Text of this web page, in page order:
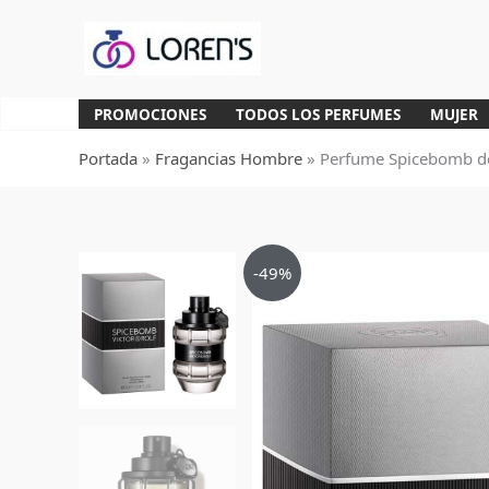
PROMOCIONES TODOS LOS PERFUMES MUJER
Portada » Fragancias Hombre » Perfume Spicebomb
-49%